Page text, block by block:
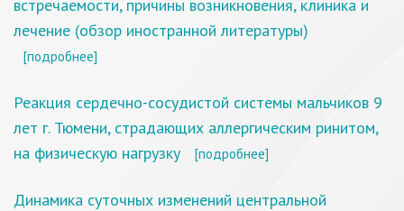
встречаемости, причины возникновения, клиника и
лечение (обзор иностранной литературы)
[подробнее]
Реакция сердечно-сосудистой системы мальчиков 9
лет г. Тюмени, страдающих аллергическим ринитом,
на физическую нагрузку
[подробнее]
Динамика суточных изменений центральной